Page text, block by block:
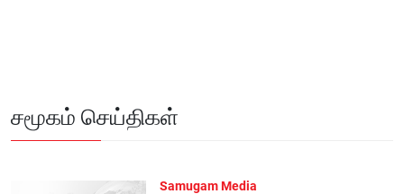
சமூகம் செய்திகள்
Samugam Media